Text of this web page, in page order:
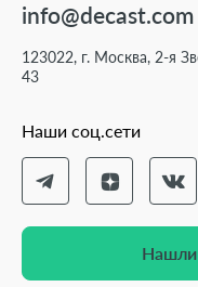
info@decast.com
123022, г. Москва, 2-я
43
Наши соц.сети
Нашли